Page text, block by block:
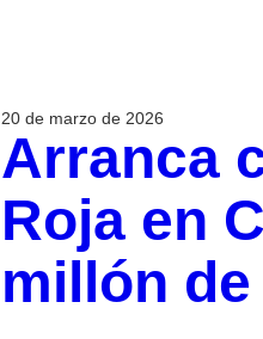
20 de marzo de 2026
Arranca
Roja en
millón